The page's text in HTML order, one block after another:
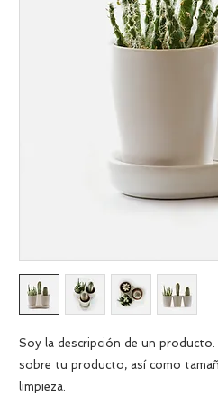
Soy la descripción de un
sobre tu producto, así como
limpieza.